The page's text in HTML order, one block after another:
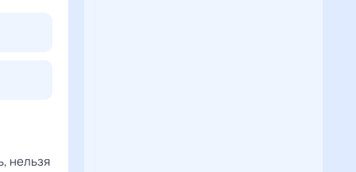
нельзя